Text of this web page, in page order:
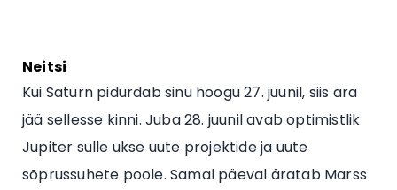
Neitsi
Kui Saturn pidurdab sinu hoogu 27. juunil, siis ära
jää sellesse kinni. Juba 28. juunil avab optimistlik
Jupiter sulle ukse uute projektide ja uute
sõprussuhete poole. Samal päeval äratab Marss